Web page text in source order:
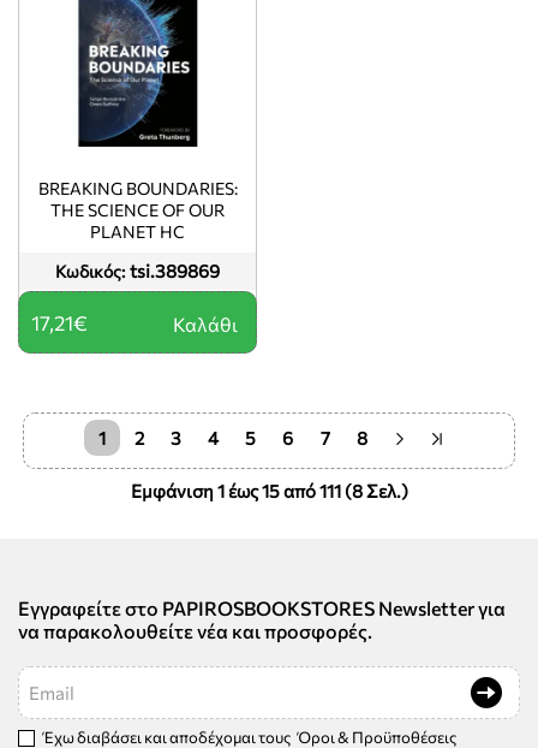
Κωδικός: tsi.389869
BREAKING BOUNDARIES:
THE SCIENCE OF OUR
PLANET HC
17,21€ Καλάθι
1 2 3 4 5 6 7 8
Εμφάνιση 1 έως 15 από 111 (8 Σελ.)
Εγγραφείτε στο PAPIROSBOOKSTORES Newsletter για
να παρακολουθείτε νέα και προσφορές.
Email
Έχω διαβάσει και αποδέχομαι τους Όροι & Προϋποθέσεις